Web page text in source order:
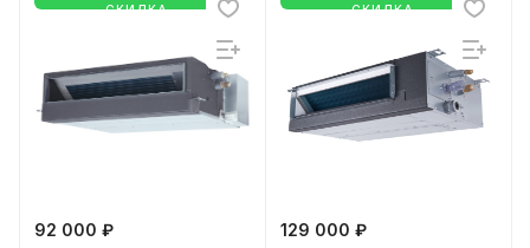
СКИДКА
92 000 ₽
СКИДКА
129 000 ₽